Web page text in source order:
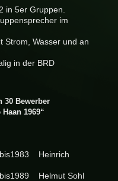
in 5er Gruppen.
im
Strom, Wasser und an
in der BRD
30 Bewerber
1969“
Heinrich
Helmut Sohl